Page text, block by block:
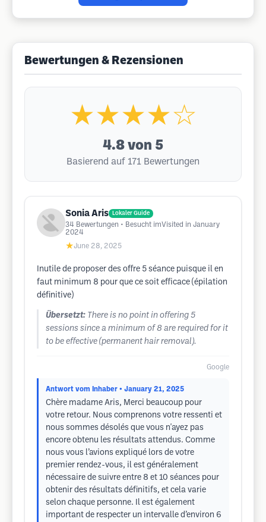
Bewertungen & Rezensionen
★★★★☆
4.8 von 5
Basierend auf 171 Bewertungen
Sonia Aris Lokaler Guide
34 Bewertungen • Besucht imVisited in January
2024
★June 28, 2025
Inutile de proposer des offre 5 séance puisque il en
faut minimum 8 pour que ce soit efficace (épilation
définitive)
Übersetzt: There is no point in offering 5
sessions since a minimum of 8 are required for it
to be effective (permanent hair removal).
Google
Antwort vom Inhaber • January 21, 2025
Chère madame Aris, Merci beaucoup pour
votre retour. Nous comprenons votre ressenti et
nous sommes désolés que vous n'ayez pas
encore obtenu les résultats attendus. Comme
nous vous l’avions expliqué lors de votre
premier rendez-vous, il est généralement
nécessaire de suivre entre 8 et 10 séances pour
obtenir des résultats définitifs, et cela varie
selon chaque personne. Il est également
important de respecter un intervalle d’environ 6